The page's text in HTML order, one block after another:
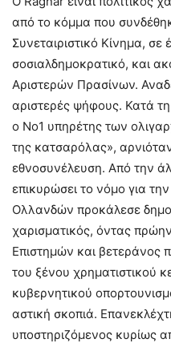
από το κόμμα που
Συνεταιριστικό Κίνημα,
σοσιαλδημοκρατικό, και
Αριστερών Πρασίνων.
αριστερές ψήφους. Κατά
ο Νο1 υπηρέτης των
της κατσαρόλας»,
εθνοσυνέλευση. Από την
επικυρώσει το νόμο για
Ολλανδών προκάλεσε
χαρισματικός, όντας
Επιστημών και βετεράνος
του ξένου χρηματιστικού
κυβερνητικού
αστική σκοπιά.
υποστηριζόμενος κυρίως